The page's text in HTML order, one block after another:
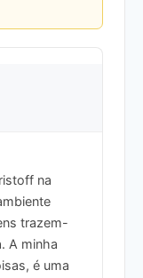
na
trazem-
A minha
é uma